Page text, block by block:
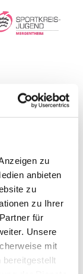
zu
anbieten
zu
zu Ihrer
für
Unsere
mit
bereitgestellt
BWSJ
zu Gast bei
Besuch
und den
sowie den
und
über Ihre
haben bereits
bei der